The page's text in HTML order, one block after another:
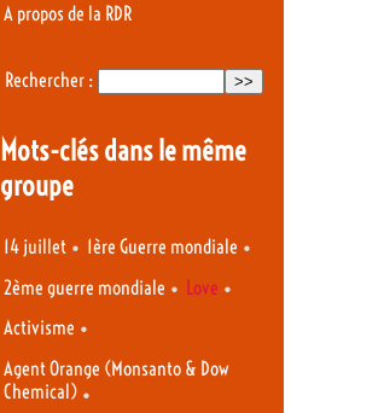
A propos de la RDR
Rechercher :
Mots-clés dans le même
groupe
14 juillet • 1ère Guerre mondiale •
2ème guerre mondiale • Love •
Activisme •
Agent Orange (Monsanto & Dow
Chemical) •